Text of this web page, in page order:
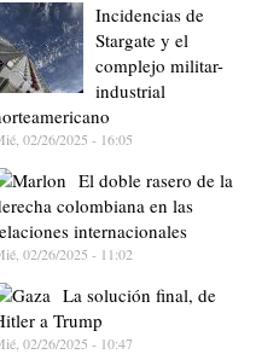
Incidencias de
Stargate y el
complejo militar-
industrial
02/26/2025 - 16:05
El doble rasero de la
colombiana en las
internacionales
02/26/2025 - 11:02
La solución final, de
a Trump
02/26/2025 - 10:47